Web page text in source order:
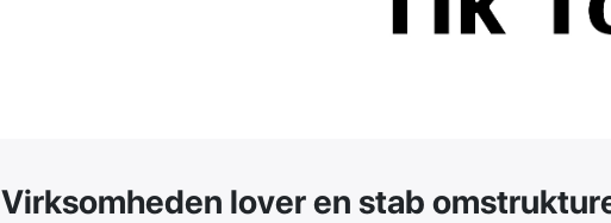
Virksomheden lover en stab